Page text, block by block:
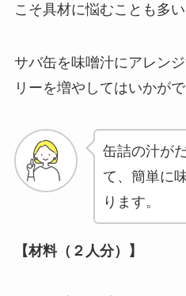
こそ具材に悩むことも多い
サバ缶を味噌汁にアレン
リーを増やしてはいかがで
缶詰の汁が
て、簡単に
ります。
【材料（２人分）】